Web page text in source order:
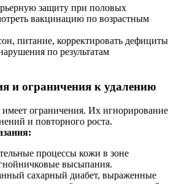
защиту при половых
вакцинацию по возрастным
питание, корректировать дефициты
по результатам
и ограничения к удалению
ограничения. Их игнорирование
и повторного роста.
процессы кожи в зоне
высыпания.
сахарный диабет, выраженные